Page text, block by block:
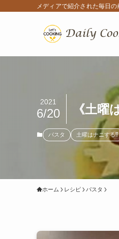
メディアで紹介された毎日
《土曜
2021
6/20
パスタ 土曜はナニする⁉
ホーム レシピ パスタ